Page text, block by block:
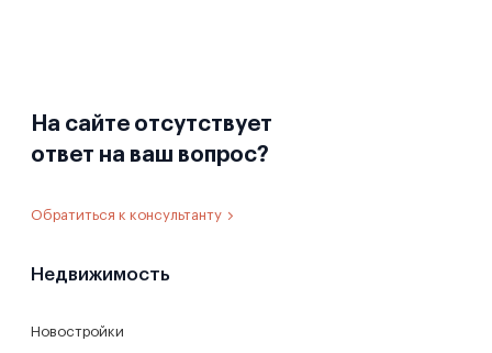
На сайте отсутствует
ответ на ваш вопрос?
Обратиться к консультанту
Недвижимость
Новостройки